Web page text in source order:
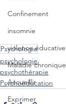
Confinement
insomnie
violence éducative
Maladie chronique
Accueillir
Exprimer
Psychologie
psychologie
psychothérapie
Psychoéducation